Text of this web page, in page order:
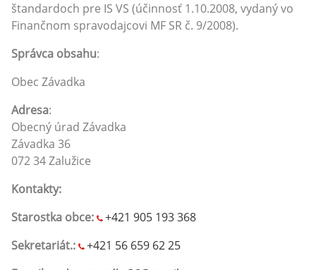
štandardoch pre IS VS (účinnosť 1.10.2008, vydaný vo
Finančnom spravodajcovi MF SR č. 9/2008).
Správca obsahu:
Obec Závadka
Adresa:
Obecný úrad Závadka
Závadka 36
072 34 Zalužice
Kontakty:
Starostka obce:
+421 905 193 368
Sekretariát.:
+421 56 659 62 25